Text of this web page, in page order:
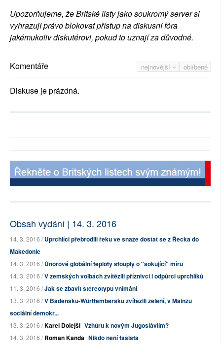
Upozorňujeme, že Britské listy jako soukromý server si
vyhrazují právo blokovat přístup na diskusní fóra
jakémukoliv diskutérovi, pokud to uznají za důvodné.
nejnovější oblíbené
Komentáře
Diskuse je prázdná.
Obsah vydání | 14. 3. 2016
14. 3. 2016 /Uprchlíci přebrodili řeku ve snaze dostat se z Řecka do
Makedonie
14. 3. 2016 /Únorové globální teploty stouply o "šokující" míru
14. 3. 2016 /V zemských volbách zvítězili příznivci i odpůrci uprchlíků
11. 3. 2016 /Jak se zbavit stereotypu vnímání
13. 3. 2016 /V Badensku-Württembersku zvítězili zelení, v Mainzu
sociální demokr...
13. 3. 2016 /Karel Dolejší Vzhůru k novým Jugosláviím?
14. 3. 2016 /Roman Kanda Nikdo není fašista